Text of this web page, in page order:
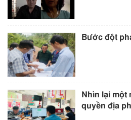
Bước đột
Nhìn lại một
quyền địa